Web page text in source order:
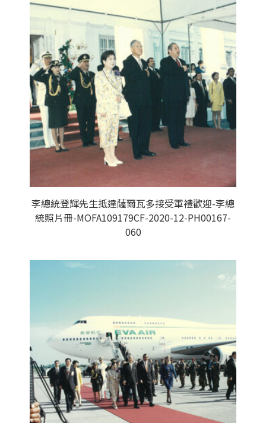
李總統登輝先生抵達薩爾瓦多接受軍禮歡迎-李總
統照片冊-MOFA109179CF-2020-12-PH00167-
060